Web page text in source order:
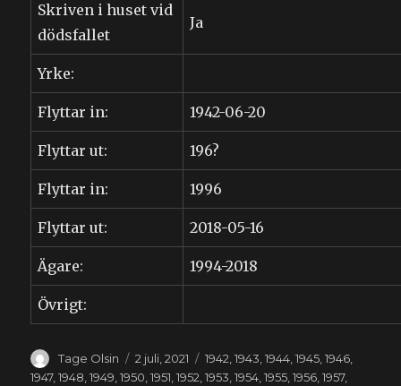
Skriven i huset vid
dödsfallet
Ja
Yrke:
Flyttar in: 1942-06-20
Flyttar ut: 196?
Flyttar in: 1996
Flyttar ut: 2018-05-16
Ägare: 1994-2018
Övrigt:
Författare
Tage Olsin
Publicerat
den
2 juli, 2021 Kategorier
1942,1943,1944,1945,1946,
1947,1948,1949,1950,1951,1952,1953,1954,1955,1956,1957,